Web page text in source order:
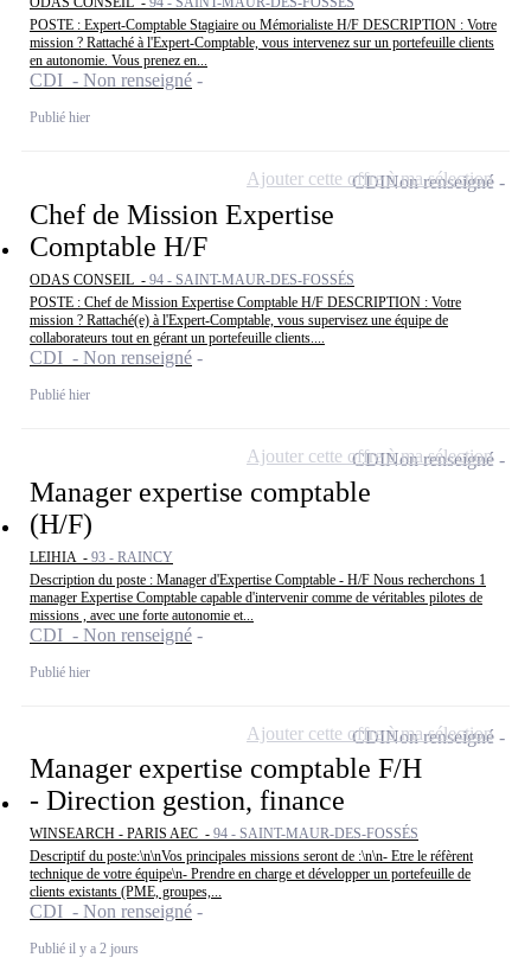
POSTE : Expert-Comptable Stagiaire ou Mémorialiste H/F DESCRIPTION : Votre
mission ? Rattaché à l'Expert-Comptable, vous intervenez sur un portefeuille clients
en autonomie. Vous prenez en...
CDI - Non renseigné
Publié hier
Chef de Mission Expertise
Comptable H/F
ODAS CONSEIL - 94 - SAINT-MAUR-DES-FOSSÉS
POSTE : Chef de Mission Expertise Comptable H/F DESCRIPTION : Votre
mission ? Rattaché(e) à l'Expert-Comptable, vous supervisez une équipe de
collaborateurs tout en gérant un portefeuille clients....
CDI - Non renseigné
Publié hier
CDINon renseigné
Ajouter cette offre à ma sélection
Manager expertise comptable
(H/F)
LEIHIA - 93 - RAINCY
Description du poste : Manager d'Expertise Comptable - H/F Nous recherchons 1
manager Expertise Comptable capable d'intervenir comme de véritables pilotes de
missions , avec une forte autonomie et...
CDI - Non renseigné
Publié hier
CDINon renseigné
Ajouter cette offre à ma sélection
Manager expertise comptable F/H
- Direction gestion, finance
WINSEARCH - PARIS AEC - 94 - SAINT-MAUR-DES-FOSSÉS
Descriptif du poste:\n\nVos principales missions seront de :\n\n- Etre le réfèrent
technique de votre équipe\n- Prendre en charge et développer un portefeuille de
clients existants (PME, groupes,...
CDI - Non renseigné
Publié il y a 2 jours
CDINon renseigné
Ajouter cette offre à ma sélection